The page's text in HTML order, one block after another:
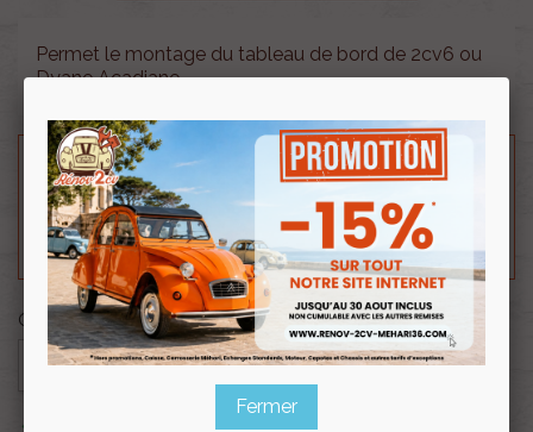
Permet le montage du tableau de bord de 2cv6 ou
Dyane Acadiane.
Besoin d'un renseignement technique sur le produit
? N'hésitez pas à contacter notre service
technique au0254 277 154 ou par mail à
renov2cv.technique@gmail.com
Quantité
 AJOUTER AU PANIER

Fermer